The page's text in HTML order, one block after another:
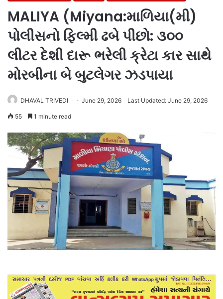
MALIYA (Miyana:માળિયા(મી)
પોલીસનો ફિલ્મી ઢબે પીછો: ૩૦૦
લીટર દેશી દારૂ ભરેલી ક્રેટા કાર સાથે
મોરબીના બે બુટલેગર ઝડપાયા
DHAVAL TRIVEDI June 29, 2026 Last Updated: June 29, 2026
55 1 minute read